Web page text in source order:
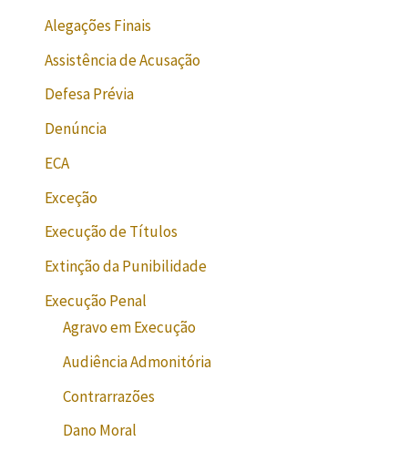
Alegações Finais
Assistência de Acusação
Defesa Prévia
Denúncia
ECA
Exceção
Execução de Títulos
Extinção da Punibilidade
Execução Penal
Agravo em Execução
Audiência Admonitória
Contrarrazões
Dano Moral